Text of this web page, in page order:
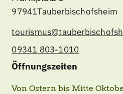
97941Tauberbischofsheim
09341 803-1010
Öffnungszeiten
Von Ostern bis Mitte